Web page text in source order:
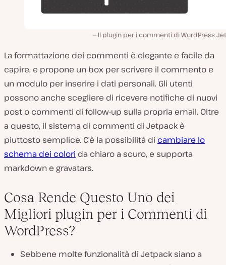
Il plugin per i commenti di WordPress
La formattazione dei commenti è elegante e facile da
capire, e propone un box per scrivere il commento e
un modulo per inserire i dati personali. Gli utenti
possono anche scegliere di ricevere notifiche di nuovi
post o commenti di follow-up sulla propria email. Oltre
a questo, il sistema di commenti di Jetpack è
piuttosto semplice. C’è la possibilità di cambiare lo
schema dei colori da chiaro a scuro, e supporta
markdown e gravatars.
Cosa Rende Questo Uno dei
Migliori plugin per i Commenti di
WordPress?
Sebbene molte funzionalità di Jetpack siano a